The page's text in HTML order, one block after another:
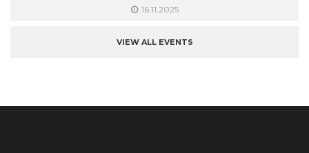
16.11.2025
VIEW ALL EVENTS